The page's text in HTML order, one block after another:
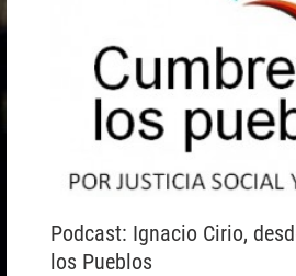
Podcast: Ignacio Cirio,
los Pueblos